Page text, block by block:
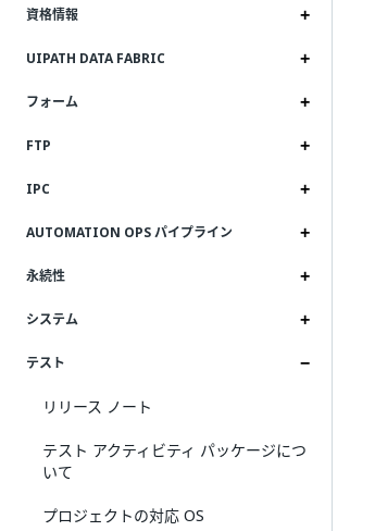
資格情報
UIPATH DATA FABRIC
フォーム
FTP
IPC
AUTOMATION OPS パイプライン
永続性
システム
テスト
リリース ノート
テスト アクティビティ パッケージにつ
いて
プロジェクトの対応 OS